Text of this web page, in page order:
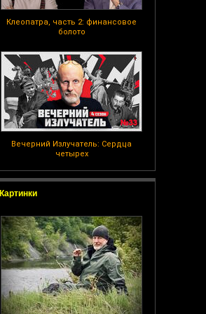
Клеопатра, часть 2: финансовое
болото
Вечерний Излучатель: Сердца
четырех
Картинки